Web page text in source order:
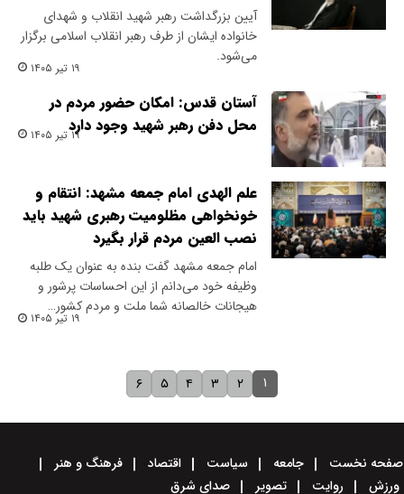
آیین بزرگداشت رهبر شهید انقلاب و شهدای
خانواده ایشان از طرف رهبر انقلاب اسلامی برگزار
می‌شود.
۱۹ تیر ۱۴۰۵
آستان قدس: امکان حضور مردم در
محل دفن رهبر شهید وجود دارد
۱۹ تیر ۱۴۰۵
علم الهدی امام جمعه مشهد: انتقام و
خونخواهی مظلومیت رهبری شهید باید
نصب العین مردم قرار بگیرد
امام جمعه مشهد گفت بنده به عنوان یک طلبه
وظیفه خود می‌دانم از این احساسات پرشور و
هیجانات خالصانه شما ملت و مردم کشور…
۱۹ تیر ۱۴۰۵
۱ ۲ ۳ ۴ ۵ ۶
صفحه نخست جامعه سیاست اقتصاد
فرهنگ و هنر
ورزش
روایت تصویر صدای شرق